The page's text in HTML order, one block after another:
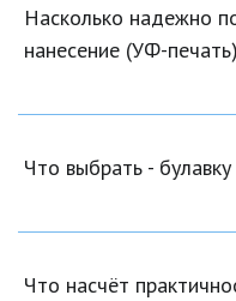
Насколько надежно
нанесение (УФ-
Что выбрать -
Что насчёт